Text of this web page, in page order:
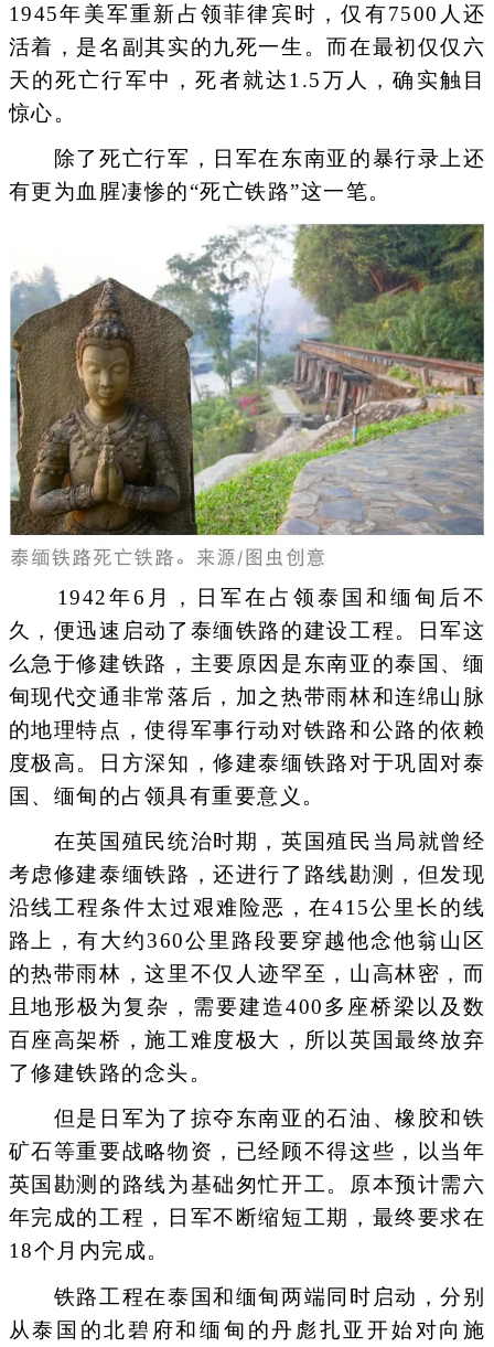
1945年美军重新占领菲律宾时，仅有7500人还
活着，是名副其实的九死一生。而在最初仅仅六
天的死亡行军中，死者就达1.5万人，确实触目
惊心。
除了死亡行军，日军在东南亚的暴行录上还
有更为血腥凄惨的“死亡铁路”这一笔。
1942年6月，日军在占领泰国和缅甸后不
久，便迅速启动了泰缅铁路的建设工程。日军这
么急于修建铁路，主要原因是东南亚的泰国、缅
甸现代交通非常落后，加之热带雨林和连绵山脉
的地理特点，使得军事行动对铁路和公路的依赖
度极高。日方深知，修建泰缅铁路对于巩固对泰
国、缅甸的占领具有重要意义。
在英国殖民统治时期，英国殖民当局就曾经
考虑修建泰缅铁路，还进行了路线勘测，但发现
沿线工程条件太过艰难险恶，在415公里长的线
路上，有大约360公里路段要穿越他念他翁山区
的热带雨林，这里不仅人迹罕至，山高林密，而
且地形极为复杂，需要建造400多座桥梁以及数
百座高架桥，施工难度极大，所以英国最终放弃
了修建铁路的念头。
但是日军为了掠夺东南亚的石油、橡胶和铁
矿石等重要战略物资，已经顾不得这些，以当年
英国勘测的路线为基础匆忙开工。原本预计需六
年完成的工程，日军不断缩短工期，最终要求在
18个月内完成。
铁路工程在泰国和缅甸两端同时启动，分别
从泰国的北碧府和缅甸的丹彪扎亚开始对向施